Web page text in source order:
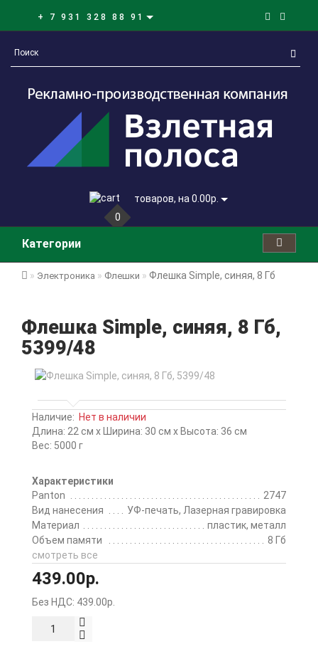
+ 7 931 328 88 91
0
товаров, на 0.00р.
Категории
Электроника Флешки Флешка Simple, синяя, 8 Гб
Флешка Simple, синяя, 8 Гб,
5399/48
Наличие: Нет в наличии
Длина: 22 см x Ширина: 30 см x Высота: 36 см
Вес: 5000 г
Характеристики
Panton
2747
Вид нанесения
УФ-печать, Лазерная гравировка
Материал
пластик, металл
Объем памяти
8 Гб
смотреть все
439.00р.
Без НДС: 439.00р.